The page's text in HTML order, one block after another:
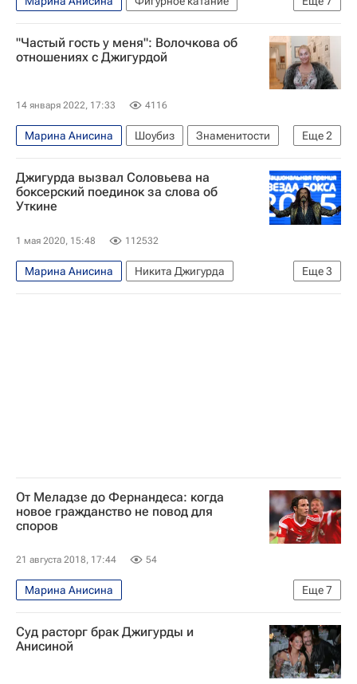
Этери Тутберидзе
Авторы РИА Новости Спорт
Интервью РИА Спорт
Ирина Винер
Мэдисон Чок
"Частый гость у меня": Волочкова об
отношениях с Джигурдой
14 января 2022, 17:33 4116
Еще2
Марина Анисина Шоубиз
Знаменитости
Анастасия Волочкова
Никита Джигурда
Джигурда вызвал Соловьева на
боксерский поединок за слова об
Уткине
1 мая 2020, 15:48 112532
Еще3
Марина Анисина
Никита Джигурда
Владимир Соловьев (телеведущий)
От Меладзе до Фернандеса: когда
новое гражданство не повод для
споров
21 августа 2018, 17:44 54
Еще7
Марина Анисина
Блог Василия Конова - Блоги
Блоги
Джон Холден
Анастасия Кузьмина
Суд расторг брак Джигурды и
Анисиной